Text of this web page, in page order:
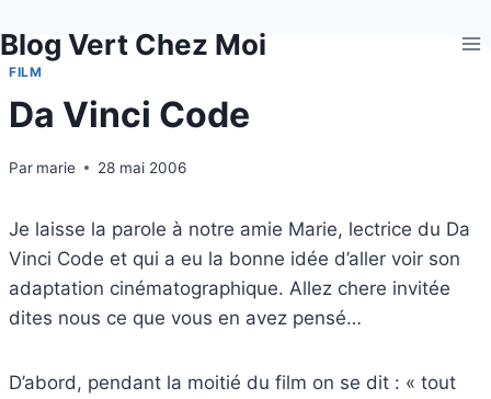
au
contenu
Blog Vert Chez Moi
FILM
Da Vinci Code
Par marie 28 mai 2006
Je laisse la parole à notre amie Marie, lectrice du Da
Vinci Code et qui a eu la bonne idée d’aller voir son
adaptation cinématographique. Allez chere invitée
dites nous ce que vous en avez pensé…
D’abord, pendant la moitié du film on se dit : « tout